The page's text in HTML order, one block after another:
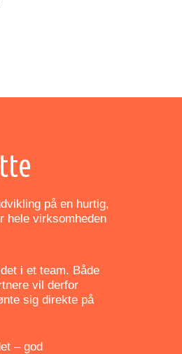
på en hurtig,
hele virksomheden
i et team. Både
vil derfor
sig direkte på
– god